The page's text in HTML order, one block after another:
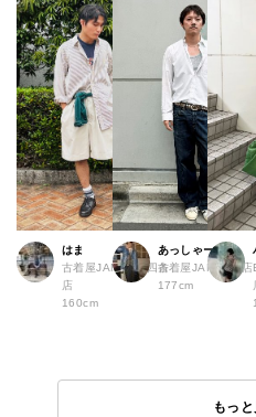
はま
古着屋JAM 京都四条
店
160cm
あっしゃー
古着屋JAM 原宿店
177cm
もっ